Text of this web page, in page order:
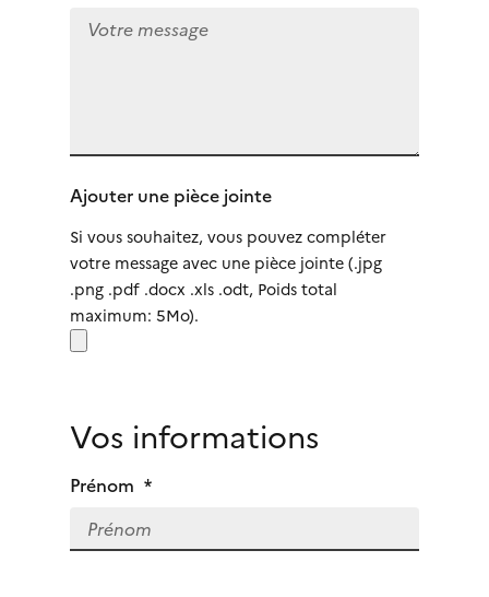
Ajouter une pièce jointe
Si vous souhaitez, vous pouvez compléter
votre message avec une pièce jointe (.jpg
.png .pdf .docx .xls .odt, Poids total
maximum: 5Mo).
Vos informations
Prénom *